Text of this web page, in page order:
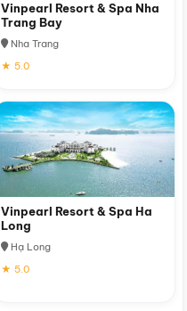
Vinpearl Resort & Spa Nha
Trang Bay
Nha Trang
★ 5.0
Vinpearl Resort & Spa Ha
Long
Hạ Long
★ 5.0